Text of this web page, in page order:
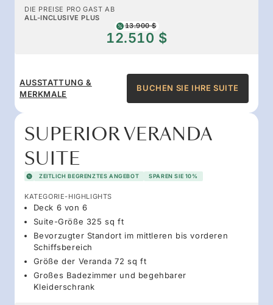
DIE PREISE PRO GAST AB
ALL-INCLUSIVE PLUS
13.900 $
12.510 $
AUSSTATTUNG &
MERKMALE
BUCHEN SIE IHRE SUITE
SUPERIOR VERANDA
SUITE
ZEITLICH BEGRENZTES ANGEBOT SPAREN SIE 10%
KATEGORIE-HIGHLIGHTS
Deck 6 von 6
Suite-Größe 325 sq ft
Bevorzugter Standort im mittleren bis vorderen
Schiffsbereich
Größe der Veranda 72 sq ft
Großes Badezimmer und begehbarer
Kleiderschrank